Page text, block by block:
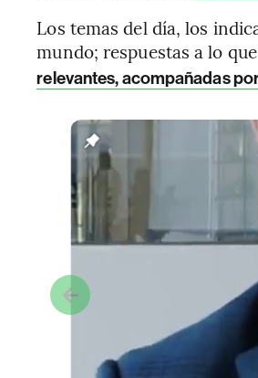
Los temas del día, los
mundo; respuestas a lo
relevantes, acompañadas